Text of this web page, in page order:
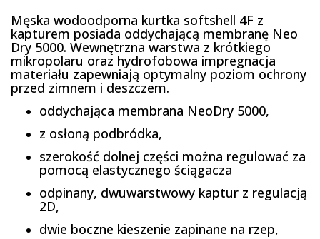
Męska wodoodporna kurtka softshell 4F z
kapturem posiada oddychającą membranę Neo
Dry 5000. Wewnętrzna warstwa z krótkiego
mikropolaru oraz hydrofobowa impregnacja
materiału zapewniają optymalny poziom ochrony
przed zimnem i deszczem.
oddychająca membrana NeoDry 5000,
z osłoną podbródka,
szerokość dolnej części można regulować za
pomocą elastycznego ściągacza
odpinany, dwuwarstwowy kaptur z regulacją
2D,
dwie boczne kieszenie zapinane na rzep,